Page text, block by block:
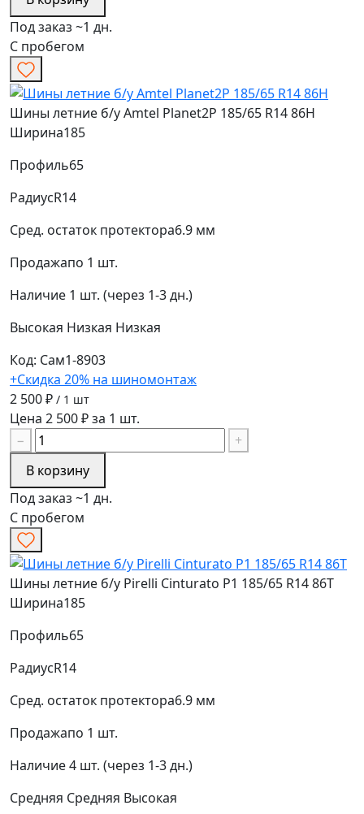
Под заказ ~1 дн.
С пробегом
Шины летние б/у Amtel Planet2P 185/65 R14 86H
Ширина185
Профиль65
РадиусR14
Сред. остаток протектора6.9 мм
Продажапо 1 шт.
Наличие 1 шт. (через 1-3 дн.)
Высокая Низкая Низкая
Код: Сам1-8903
+Скидка 20% на шиномонтаж
2 500 ₽ / 1 шт
Цена 2 500 ₽ за 1 шт.
−
+
В корзину
Под заказ ~1 дн.
С пробегом
Шины летние б/у Pirelli Cinturato P1 185/65 R14 86T
Ширина185
Профиль65
РадиусR14
Сред. остаток протектора6.9 мм
Продажапо 1 шт.
Наличие4 шт. (через 1-3 дн.)
Средняя Средняя Высокая